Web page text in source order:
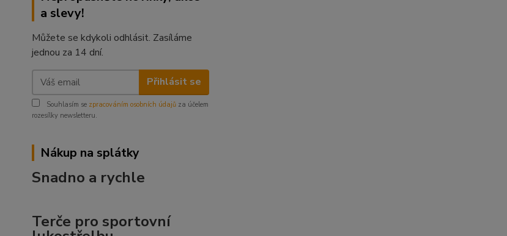
a slevy!
Můžete se kdykoli odhlásit. Zasíláme
jednou za 14 dní.
Přihlásit se
Souhlasím se zpracováním osobních údajů za účelem
rozesílky newsletteru.
Nákup na splátky
Snadno a rychle
Terče pro sportovní